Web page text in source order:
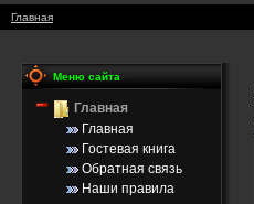
Главная
Меню сайта
Главная
Главная
Гостевая книга
Обратная связь
Наши правила